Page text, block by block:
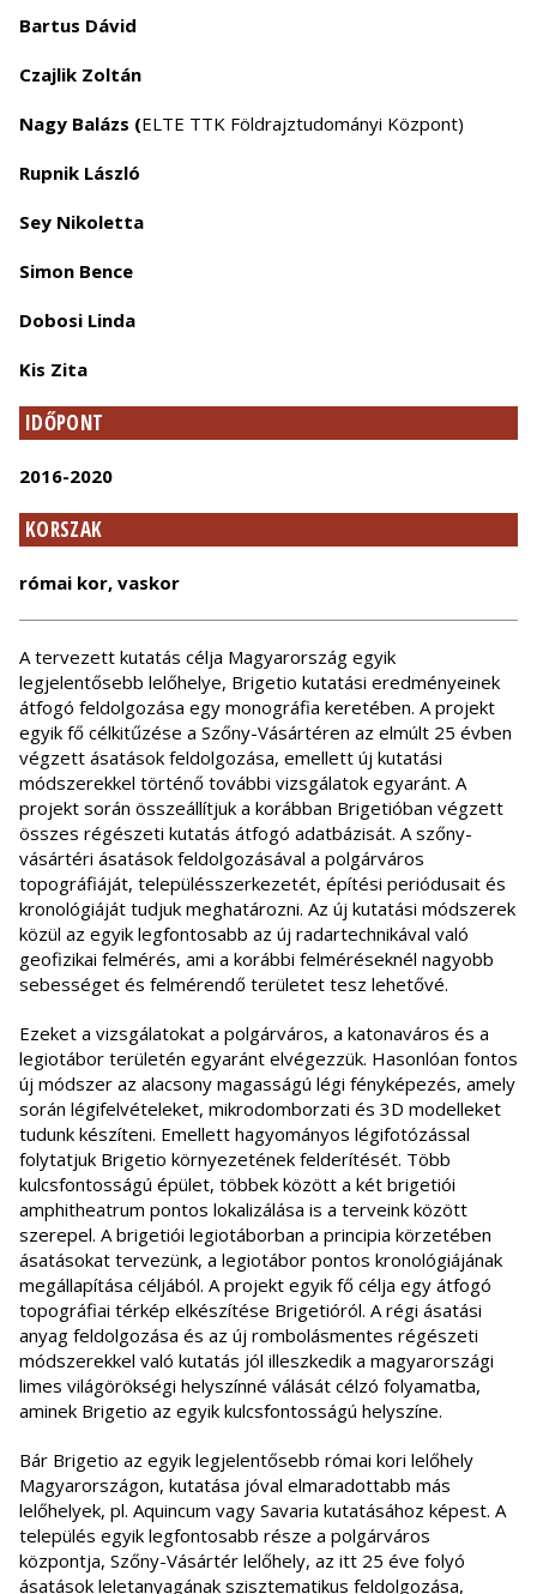
Bartus Dávid
Czajlik Zoltán
Nagy Balázs (ELTE TTK Földrajztudományi Központ)
Rupnik László
Sey Nikoletta
Simon Bence
Dobosi Linda
Kis Zita
IDŐPONT
2016-2020
KORSZAK
római kor, vaskor
A tervezett kutatás célja Magyarország egyik
legjelentősebb lelőhelye, Brigetio kutatási eredményeinek
átfogó feldolgozása egy monográfia keretében. A projekt
egyik fő célkitűzése a Szőny-Vásártéren az elmúlt 25 évben
végzett ásatások feldolgozása, emellett új kutatási
módszerekkel történő további vizsgálatok egyaránt. A
projekt során összeállítjuk a korábban Brigetióban végzett
összes régészeti kutatás átfogó adatbázisát. A szőny-
vásártéri ásatások feldolgozásával a polgárváros
topográfiáját, településszerkezetét, építési periódusait és
kronológiáját tudjuk meghatározni. Az új kutatási módszerek
közül az egyik legfontosabb az új radartechnikával való
geofizikai felmérés, ami a korábbi felméréseknél nagyobb
sebességet és felmérendő területet tesz lehetővé.
Ezeket a vizsgálatokat a polgárváros, a katonaváros és a
legiotábor területén egyaránt elvégezzük. Hasonlóan fontos
új módszer az alacsony magasságú légi fényképezés, amely
során légifelvételeket, mikrodomborzati és 3D modelleket
tudunk készíteni. Emellett hagyományos légifotózással
folytatjuk Brigetio környezetének felderítését. Több
kulcsfontosságú épület, többek között a két brigetiói
amphitheatrum pontos lokalizálása is a terveink között
szerepel. A brigetiói legiotáborban a principia körzetében
ásatásokat tervezünk, a legiotábor pontos kronológiájának
megállapítása céljából. A projekt egyik fő célja egy átfogó
topográfiai térkép elkészítése Brigetióról. A régi ásatási
anyag feldolgozása és az új rombolásmentes régészeti
módszerekkel való kutatás jól illeszkedik a magyarországi
limes világörökségi helyszínné válását célzó folyamatba,
aminek Brigetio az egyik kulcsfontosságú helyszíne.
Bár Brigetio az egyik legjelentősebb római kori lelőhely
Magyarországon, kutatása jóval elmaradottabb más
lelőhelyek, pl. Aquincum vagy Savaria kutatásához képest. A
település egyik legfontosabb része a polgárváros
központja, Szőny-Vásártér lelőhely, az itt 25 éve folyó
ásatások leletanyagának szisztematikus feldolgozása,